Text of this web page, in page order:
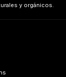
y orgánicos.